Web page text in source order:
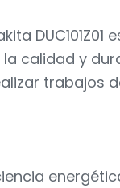
calidad y
trabajos